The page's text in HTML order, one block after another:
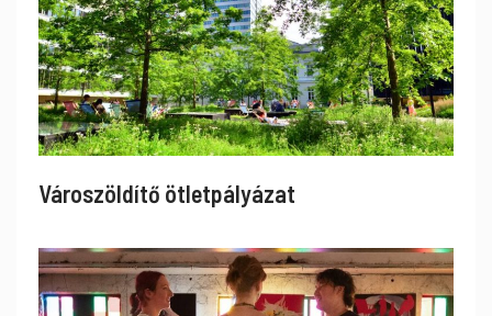
Városzöldítő ötletpályázat